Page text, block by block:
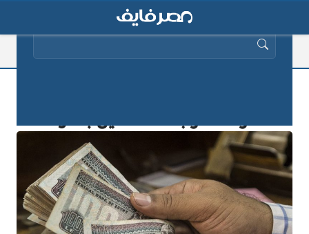
البحث عن: